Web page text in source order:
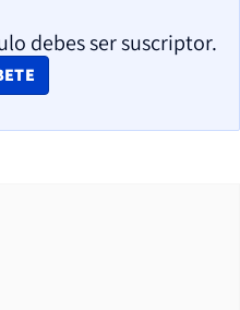
debes ser suscriptor.
NEW WINDOW